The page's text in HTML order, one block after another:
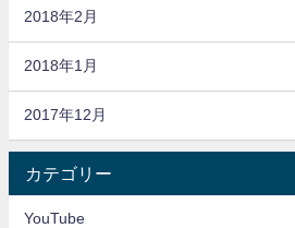
2018年2月
2018年1月
2017年12月
カテゴリー
YouTube